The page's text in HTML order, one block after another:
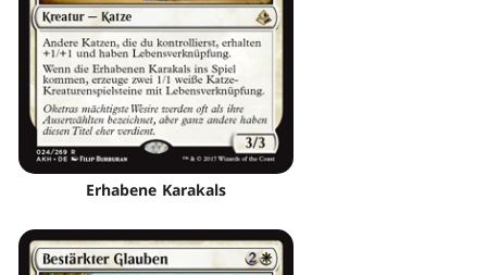
Erhabene Karakals